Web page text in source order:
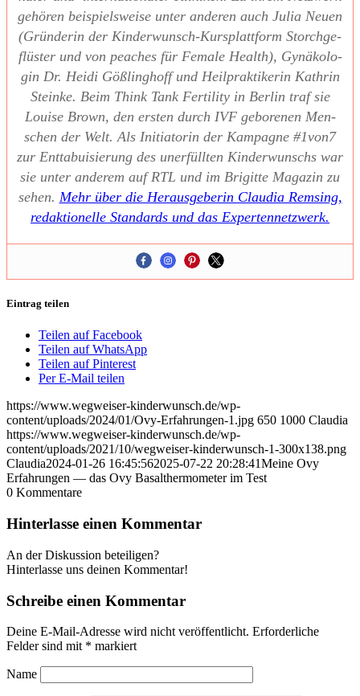
gehö­ren bei­spiels­wei­se unter ande­ren auch Julia Neu­en
(Grün­de­rin der Kin­der­wunsch-Kurs­platt­form Storch­ge­
flüs­ter und von pea­ches für Fema­le Health), Gynä­ko­lo­
gin Dr. Hei­di Göß­ling­hoff und Heil­prak­ti­ke­rin Kath­rin
Stein­ke. Beim Think Tank Fer­ti­li­ty in Ber­lin traf sie
Loui­se Brown, den ers­ten durch IVF gebo­re­nen Men­
schen der Welt. Als Initia­to­rin der Kam­pa­gne #1von7
zur Ent­ta­bui­sie­rung des uner­füll­ten Kin­der­wunschs war
sie unter ande­rem auf RTL und im Bri­git­te Maga­zin zu
sehen. Mehr über die Her­aus­ge­be­rin Clau­dia Rem­sing,
redak­tio­nel­le Stan­dards und das Exper­ten­netz­werk.
Eintrag teilen
Teilen auf Facebook
Teilen auf WhatsApp
Teilen auf Pinterest
Per E-Mail teilen
https://www.wegweiser-kinderwunsch.de/wp-
content/uploads/2024/01/Ovy-Erfahrungen-1.jpg 650 1000 Claudia
https://www.wegweiser-kinderwunsch.de/wp-
content/uploads/2021/10/wegweiser-kinderwunsch-1-300x138.png
Claudia2024-01-26 16:45:562025-07-22 20:28:41Mei­ne Ovy
Erfah­run­gen — das Ovy Basal­ther­mo­me­ter im Test
0 Kommentare
Hinterlasse einen Kommentar
An der Diskussion beteiligen?
Hinterlasse uns deinen Kommentar!
Schreibe einen Kommentar
Deine E-Mail-Adresse wird nicht veröffentlicht. Erforderliche
Felder sind mit * markiert
Name